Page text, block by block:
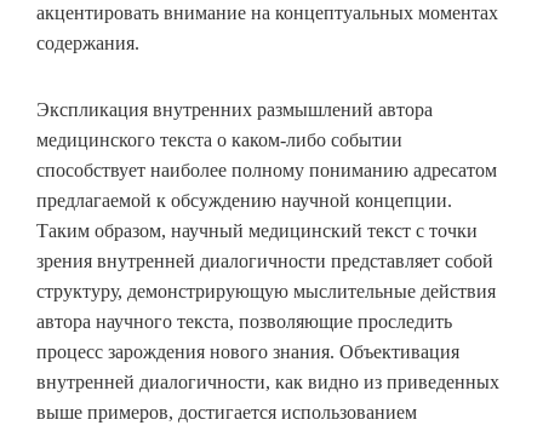
акцентировать внимание на концептуальных моментах
содержания.
Экспликация внутренних размышлений автора
медицинского текста о каком-либо событии
способствует наиболее полному пониманию адресатом
предлагаемой к обсуждению научной концепции.
Таким образом, научный медицинский текст с точки
зрения внутренней диалогичности представляет собой
структуру, демонстрирующую мыслительные действия
автора научного текста, позволяющие проследить
процесс зарождения нового знания. Объективация
внутренней диалогичности, как видно из приведенных
выше примеров, достигается использованием